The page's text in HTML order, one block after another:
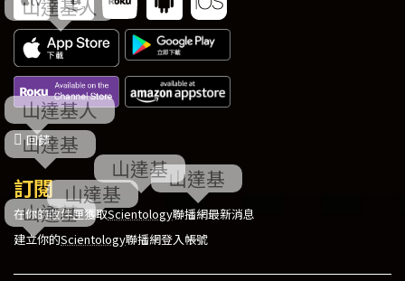
回饋
訂閱
在你的收件匣獲取Scientology聯播網最新消息
建立你的Scientology聯播網登入帳號